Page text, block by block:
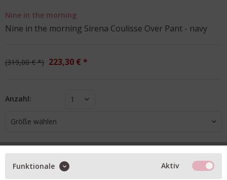
Nine in the morning
Nine in the morning Sirena Coulisse Over Pant - navy
319,00 € * 223,30 € *
Anzahl: 1
Größe wählen
Wunschliste
Funktionale Aktiv